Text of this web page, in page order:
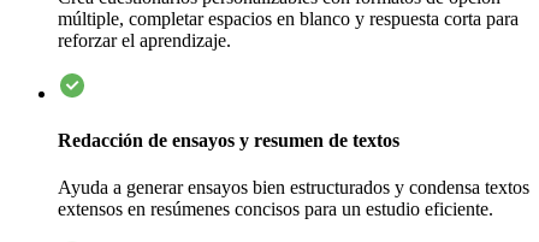
múltiple, completar espacios en blanco y respuesta corta para
reforzar el aprendizaje.
Redacción de ensayos y resumen de textos
Ayuda a generar ensayos bien estructurados y condensa textos
extensos en resúmenes concisos para un estudio eficiente.